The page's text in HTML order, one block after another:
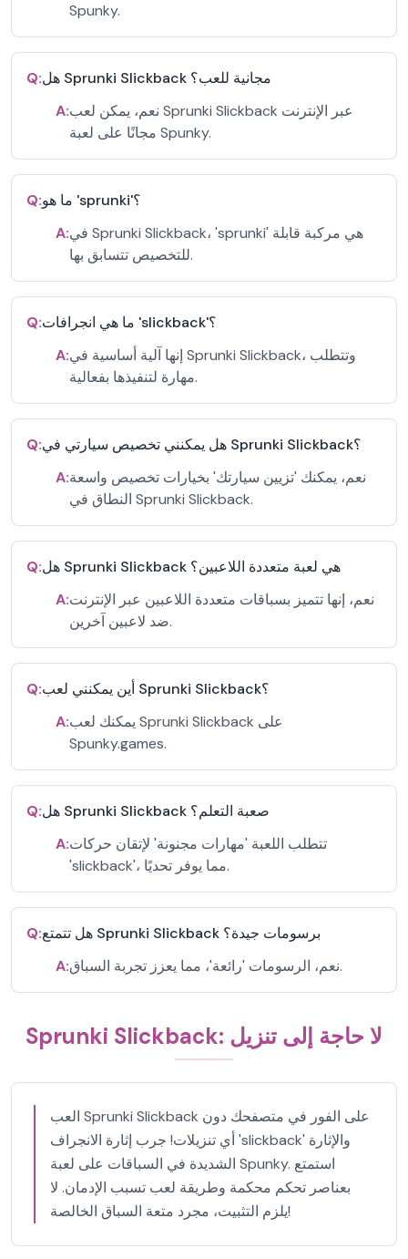
Spunky.
Q:
هل Sprunki Slickback مجانية للعب؟
A:نعم، يمكن لعب Sprunki Slickback عبر الإنترنت
مجانًا على لعبة Spunky.
Q:
ما هو 'sprunki'؟
A:في Sprunki Slickback، 'sprunki' هي مركبة قابلة
للتخصيص تتسابق بها.
Q:
ما هي انجرافات 'slickback'؟
A:إنها آلية أساسية في Sprunki Slickback، وتتطلب
مهارة لتنفيذها بفعالية.
Q:
هل يمكنني تخصيص سيارتي في Sprunki Slickback؟
A:نعم، يمكنك 'تزيين سيارتك' بخيارات تخصيص واسعة
النطاق في Sprunki Slickback.
Q:
هل Sprunki Slickback هي لعبة متعددة اللاعبين؟
A:نعم، إنها تتميز بسباقات متعددة اللاعبين عبر الإنترنت
ضد لاعبين آخرين.
Q:
أين يمكنني لعب Sprunki Slickback؟
A:يمكنك لعب Sprunki Slickback على
Spunky.games.
Q:
هل Sprunki Slickback صعبة التعلم؟
A:تتطلب اللعبة 'مهارات مجنونة' لإتقان حركات
'slickback'، مما يوفر تحديًا.
Q:
هل تتمتع Sprunki Slickback برسومات جيدة؟
A:
نعم، الرسومات 'رائعة'، مما يعزز تجربة السباق.
Sprunki Slickback: لا حاجة إلى تنزيل
العب Sprunki Slickback على الفور في متصفحك دون
أي تنزيلات! جرب إثارة الانجراف 'slickback' والإثارة
الشديدة في السباقات على لعبة Spunky. استمتع
بعناصر تحكم محكمة وطريقة لعب تسبب الإدمان. لا
يلزم التثبيت، مجرد متعة السباق الخالصة!